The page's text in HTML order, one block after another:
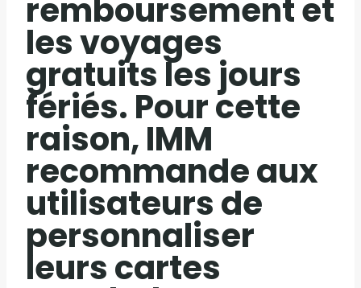
remboursement et
les voyages
gratuits les jours
fériés. Pour cette
raison, IMM
recommande aux
utilisateurs de
personnaliser
leurs cartes